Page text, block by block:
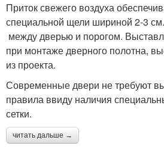
Приток свежего воздуха
специальной щели шириной 2-3
между дверью и порогом.
при монтаже дверного полотна,
из проекта.
Современные двери не требуют
правила ввиду наличия
сетки.
читать дальше →